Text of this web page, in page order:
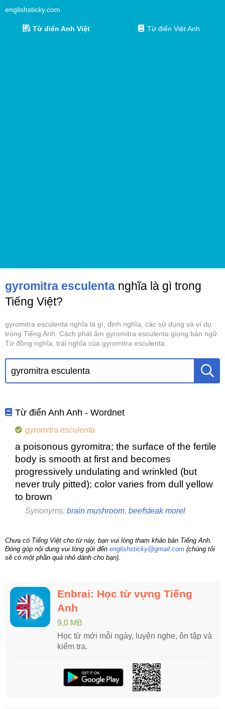
englishsticky.com
Từ điển Anh Việt Từ điển Việt Anh
gyromitra esculenta nghĩa là gì trong
Tiếng Việt?
gyromitra esculenta nghĩa là gì, định nghĩa, các sử dụng và ví dụ
trong Tiếng Anh. Cách phát âm gyromitra esculenta giọng bản ngữ.
Từ đồng nghĩa, trái nghĩa của gyromitra esculenta.
Từ điển Anh Anh - Wordnet
gyromitra esculenta
a poisonous gyromitra; the surface of the fertile
body is smooth at first and becomes
progressively undulating and wrinkled (but
never truly pitted); color varies from dull yellow
to brown
Synonyms: brain mushroom, beefsteak morel
Chưa có Tiếng Việt cho từ này, bạn vui lòng tham khảo bản Tiếng Anh.
Đóng góp nội dung vui lòng gửi đến englishsticky@gmail.com (chúng tôi
sẽ có một phần quà nhỏ dành cho bạn).
Enbrai: Học từ vựng Tiếng
Anh
9,0 MB
Học từ mới mỗi ngày, luyện nghe, ôn tập và
kiểm tra.